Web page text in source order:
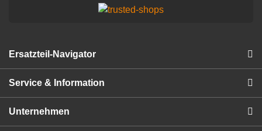
Ersatzteil-Navigator
Service & Information
Unternehmen